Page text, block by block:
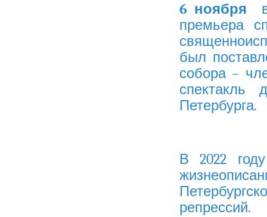
6 ноября в
премьера
был
собора –
спектакль
Петербурга.
В 2022
репрессий.